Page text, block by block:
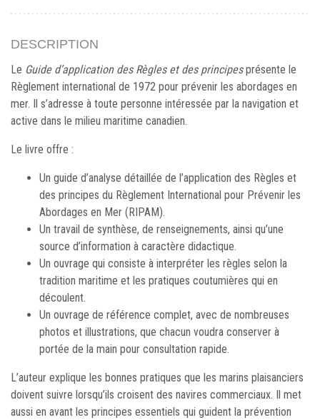
DESCRIPTION
Le Guide d’application des Règles et des principesprésente le
Règlement international de 1972 pour prévenir les abordages en
mer. Il s’adresse à toute personne intéressée par la navigation et
active dans le milieu maritime canadien.
Le livre offre :
Un guide d’analyse détaillée de l’application des Règles et
des principes du Règlement International pour Prévenir les
Abordages en Mer (RIPAM).
Un travail de synthèse, de renseignements, ainsi qu’une
source d’information à caractère didactique.
Un ouvrage qui consiste à interpréter les règles selon la
tradition maritime et les pratiques coutumières qui en
découlent.
Un ouvrage de référence complet, avec de nombreuses
photos et illustrations, que chacun voudra conserver à
portée de la main pour consultation rapide.
L’auteur explique les bonnes pratiques que les marins plaisanciers
doivent suivre lorsqu’ils croisent des navires commerciaux. Il met
aussi en avant les principes essentiels qui guident la prévention